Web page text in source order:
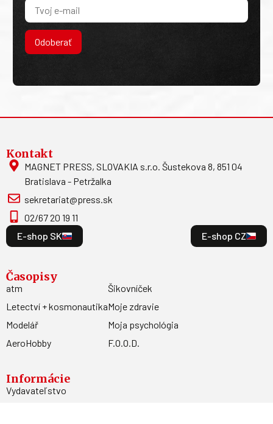
Odoberať
Kontakt
MAGNET PRESS, SLOVAKIA s.r.o. Šustekova 8, 851 04
Bratislava - Petržalka
sekretariat@press.sk
02/67 20 19 11
E-shop SK
E-shop CZ
Časopisy
atm
Letectví + kosmonautika
Modelář
AeroHobby
Šikovníček
Moje zdravie
Moja psychológia
F.O.O.D.
Informácie
Vydavateľstvo